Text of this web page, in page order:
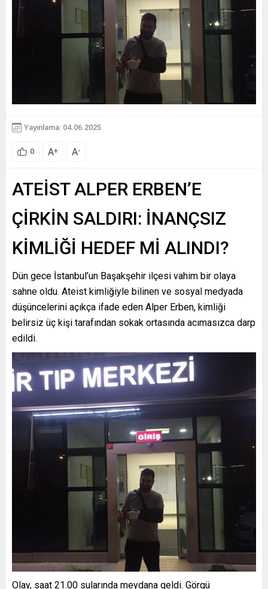
Yayınlama: 04.06.2025
0 A+ A-
ATEİST ALPER ERBEN’E
ÇİRKİN SALDIRI: İNANÇSIZ
KİMLİĞİ HEDEF Mİ ALINDI?
Dün gece İstanbul’un Başakşehir ilçesi vahim bir olaya
sahne oldu. Ateist kimliğiyle bilinen ve sosyal medyada
düşüncelerini açıkça ifade eden Alper Erben, kimliği
belirsiz üç kişi tarafından sokak ortasında acımasızca darp
edildi.
Olay, saat 21.00 sularında meydana geldi. Görgü